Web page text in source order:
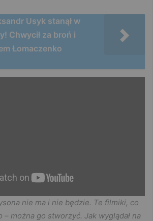
Usyk stanął w
Chwycił za broń i
Łomaczenko
nie ma i nie będzie. Te filmiki, co
– można go stworzyć. Jak wyglądał na